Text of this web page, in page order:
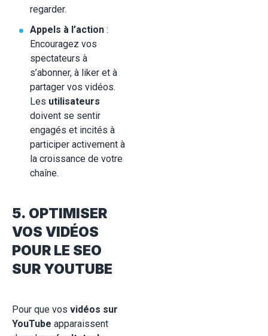
regarder.
Appels à l’action :
Encouragez vos
spectateurs à
s’abonner, à liker et à
partager vos vidéos.
Les utilisateurs
doivent se sentir
engagés et incités à
participer activement à
la croissance de votre
chaîne.
5. OPTIMISER
VOS VIDÉOS
POUR LE SEO
SUR YOUTUBE
Pour que vos vidéos sur
YouTube apparaissent